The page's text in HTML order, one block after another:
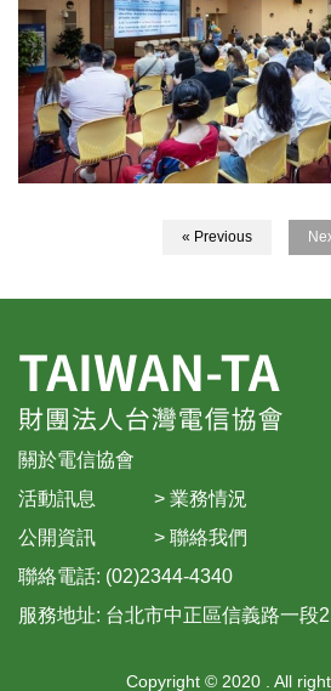
« Previous
關於電信協會
活動訊息
> 業務情況
公開資訊 > 聯絡我們
聯絡電話: (02)2344-4340
服務地址: 台北市中正區信義路一段
Copyright © 2020 . All